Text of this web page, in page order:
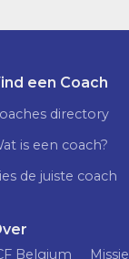
een Coach
directory
is een coach?
de juiste coach
Belgium Missie